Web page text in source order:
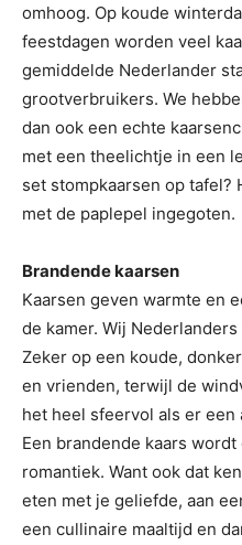
omhoog. Op koude
feestdagen worden veel
gemiddelde Nederlander
grootverbruikers. We
dan ook een echte
met een theelichtje in een
set stompkaarsen op
met de paplepel ingegoten.
Brandende kaarsen
Kaarsen geven warmte en
de kamer. Wij
Zeker op een koude,
en vrienden, terwijl de
het heel sfeervol als er een
Een brandende kaars
romantiek. Want ook dat
eten met je geliefde, aan
een cullinaire maaltijd en